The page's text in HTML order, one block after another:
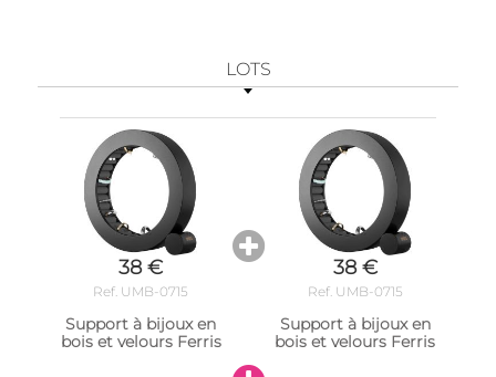
LOTS
38 €
Ref. UMB-0715
Support à bijoux en
bois et velours Ferris
38 €
Ref. UMB-0715
Support à bijoux en
bois et velours Ferris